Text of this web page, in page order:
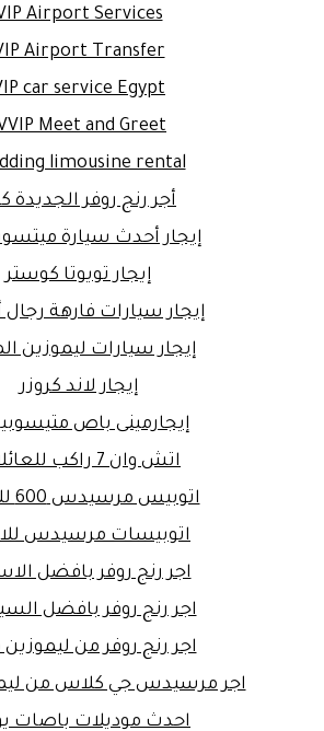
Airport Services
Airport Transfer
car service Egypt
Meet and Greet.
limousine rental
أجر رنج روفر الجديدة
إيجار أحدث سيارة
إيجار تويوتا كوستر
إيجار سيارات فارهة رجال
إيجار سيارات ليموزين
إيجار لاند كروزر
إيجارمينى باص
اتش وان 7 راكب للعائلات
اتوبيس مرسيدس 600 للايجار
اتوبيسات مرسيدس
اجر رنج روفر بافضل
اجر رنج روفر بافضل
اجر رنج روفر من
اجر مرسيدس جي كلاس من
احدث موديلات باصات